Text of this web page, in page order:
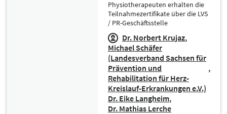
Physiotherapeuten erhalten die
Teilnahmezertifikate über die LVS
/ PR-Geschäftsstelle
Dr. Norbert Krujaz
Michael Schäfer
(Landesverband Sachsen für
Prävention und
Rehabilitation für Herz-
Kreislauf-Erkrankungen e.V.)
Dr. Eike Langheim
Dr. Mathias Lerche